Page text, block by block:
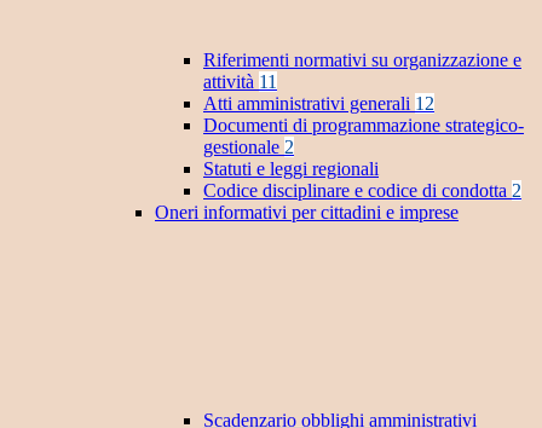
Riferimenti normativi su organizzazione e
attività 11
Atti amministrativi generali 12
Documenti di programmazione strategico-
gestionale 2
Statuti e leggi regionali
Codice disciplinare e codice di condotta 2
Oneri informativi per cittadini e imprese
Scadenzario obblighi amministrativi